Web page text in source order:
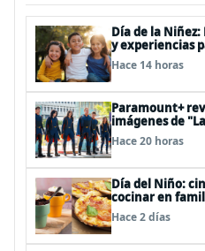
Día de la
y experiencias
Hace 14 horas
Paramount+
imágenes de
Thundermans"
Hace 20 horas
Día del Niño:
cocinar en
Hace 2 días